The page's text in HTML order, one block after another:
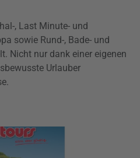
, Last Minute- und
sowie Rund-, Bade- und
Nicht nur dank einer eigenen
Urlauber